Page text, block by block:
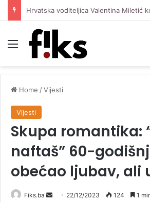
Menu
Home /Vijesti
Vijesti
Skupa romantika:
naftaš” 60-
obećao ljubav, ali
Fiks.ba
Send 22/12/2023 124 1